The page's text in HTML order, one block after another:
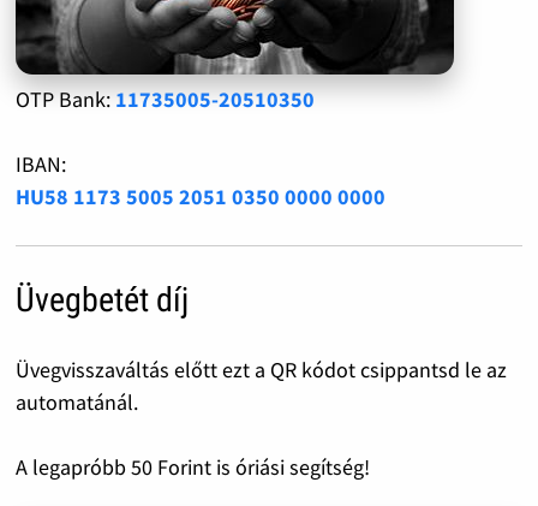
OTP Bank: 11735005-20510350
IBAN:
HU58 1173 5005 2051 0350 0000 0000
Üvegbetét díj
Üvegvisszaváltás előtt ezt a QR kódot csippantsd le az
automatánál.
A legapróbb 50 Forint is óriási segítség!